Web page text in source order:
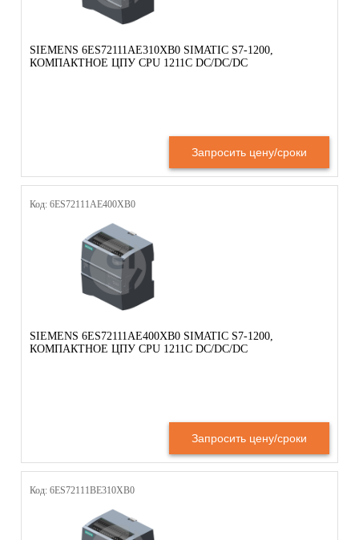
SIEMENS 6ES72111AE310XB0 SIMATIC S7-1200,
КОМПАКТНОЕ ЦПУ CPU 1211C DC/DC/DC
Запросить цену/сроки
Код: 6ES72111AE400XB0
SIEMENS 6ES72111AE400XB0 SIMATIC S7-1200,
КОМПАКТНОЕ ЦПУ CPU 1211C DC/DC/DC
Запросить цену/сроки
Код: 6ES72111BE310XB0